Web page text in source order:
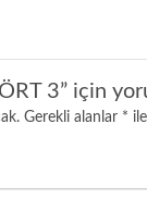
3” için
Gerekli alanlar *